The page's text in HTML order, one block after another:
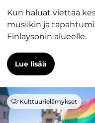
Kun haluat viettää
musiikin ja
Finlaysonin alueelle.
Lue lisää
Kulttuurielämykset